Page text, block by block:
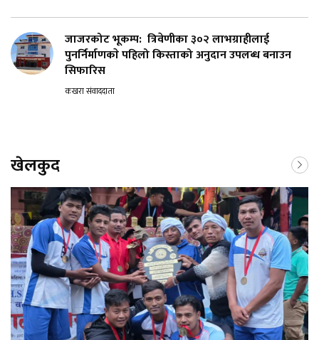
जाजरकोट भूकम्प: त्रिवेणीका ३०२ लाभग्राहीलाई
पुनर्निर्माणकाे पहिलो किस्ताको अनुदान उपलब्ध बनाउन
सिफारिस
कखरा संवाददाता
खेलकुद